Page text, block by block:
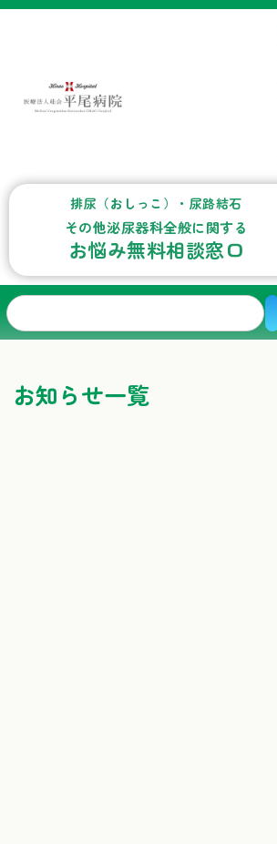
内
排尿（おしっこ）・尿路結石
その他泌尿器科全般に関する
お悩み無料相談窓口
検
索
お知らせ一覧